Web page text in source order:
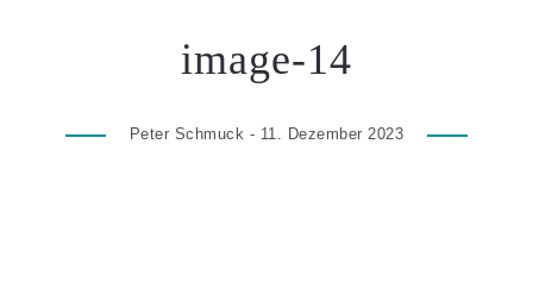
image-14
Peter Schmuck - 11. Dezember 2023